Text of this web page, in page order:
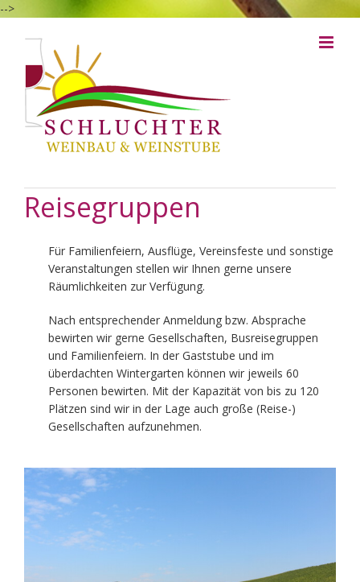
-->Zum
springen
Reisegruppen
Für Familienfeiern, Ausflüge, Vereinsfeste und sonstige
Veranstaltungen stellen wir Ihnen gerne unsere
Räumlichkeiten zur Verfügung.
Nach entsprechender Anmeldung bzw. Absprache
bewirten wir gerne Gesellschaften, Busreisegruppen
und Familienfeiern. In der Gaststube und im
überdachten Wintergarten können wir jeweils 60
Personen bewirten. Mit der Kapazität von bis zu 120
Plätzen sind wir in der Lage auch große (Reise-)
Gesellschaften aufzunehmen.